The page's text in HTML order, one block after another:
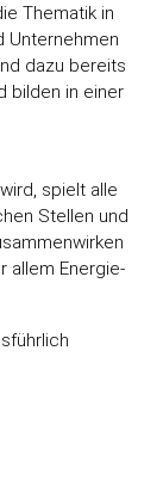
Thematik in
Unternehmen
dazu bereits
bilden in einer
spielt alle
Stellen und
allem Energie-